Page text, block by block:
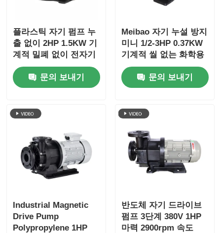
플라스틱 자기 펌프 누
출 없이 2HP 1.5KW 기
계적 밀폐 없이 전자기
펌프
문의 보내기
Meibao 자기 누설 방지
미니 1/2-3HP 0.37KW
기계적 씰 없는 화학용
펌프
문의 보내기
Industrial Magnetic
Drive Pump
Polypropylene 1HP
반도체 자기 드라이브
펌프 3단계 380V 1HP
마력 2900rpm 속도